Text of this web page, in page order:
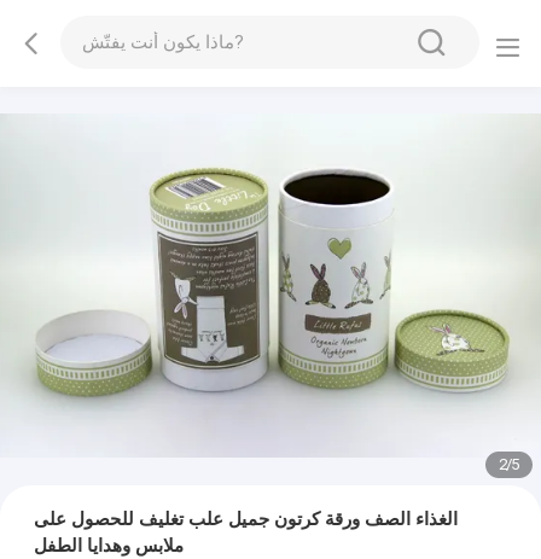
2/5
الغذاء الصف ورقة كرتون جميل علب تغليف للحصول على
ملابس وهدايا الطفل